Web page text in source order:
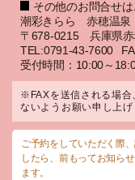
その他のお問合せは
潮彩きらら 赤穂温
〒678-0215 兵庫県赤
TEL:0791-43-7600
受付時間：10:00～
※FAXを送信される場合
ないようお願い申し上げ
ご予約をしていただく際
したら、前もってお知ら
ます。